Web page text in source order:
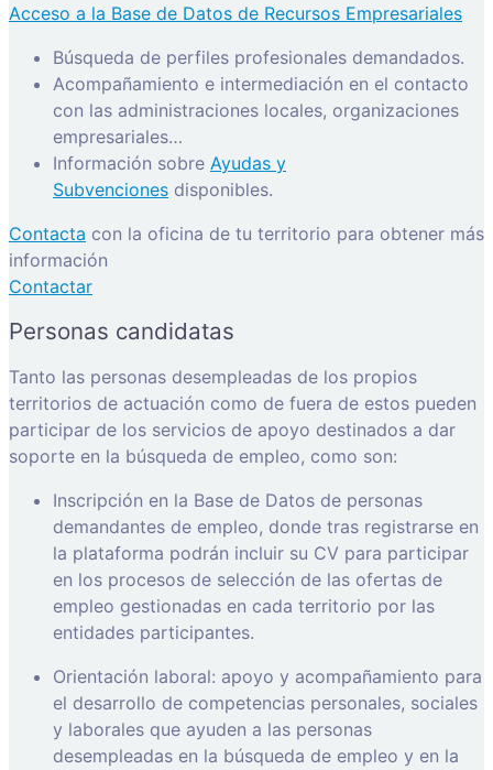
Acceso a la Base de Datos de Recursos Empresariales
Búsqueda de perfiles profesionales demandados.
Acompañamiento e intermediación en el contacto
con las administraciones locales, organizaciones
empresariales…
Información sobre Ayudas y
Subvenciones disponibles.
Contacta con la oficina de tu territorio para obtener más
información
Contactar
Personas candidatas
Tanto las personas desempleadas de los propios
territorios de actuación como de fuera de estos pueden
participar de los servicios de apoyo destinados a dar
soporte en la búsqueda de empleo, como son:
Inscripción en la Base de Datos de personas
demandantes de empleo, donde tras registrarse en
la plataforma podrán incluir su CV para participar
en los procesos de selección de las ofertas de
empleo gestionadas en cada territorio por las
entidades participantes.
Orientación laboral: apoyo y acompañamiento para
el desarrollo de competencias personales, sociales
y laborales que ayuden a las personas
desempleadas en la búsqueda de empleo y en la